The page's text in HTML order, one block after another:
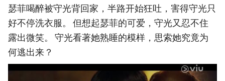
瑟菲喝醉被守光背回家，半路开始狂吐，害得守光只
好不停洗衣服。 但想起瑟菲的可爱，守光又忍不住
露出微笑。 守光看著她熟睡的模样，思索她究竟为
何逃出来？